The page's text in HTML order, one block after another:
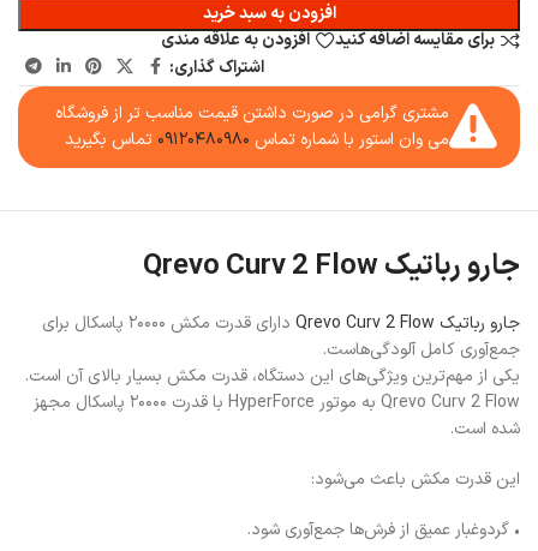
افزودن به سبد خرید
برای مقایسه اضافه کنید
افزودن به علاقه مندی
اشتراک گذاری:
مشتری گرامی در صورت داشتن قیمت مناسب تر از فروشگاه
می وان استور با شماره تماس ۰۹۱۲۰۴۸۰۹۸۰ تماس بگیرید
جارو رباتیک Qrevo Curv 2 Flow
جارو رباتیک Qrevo Curv 2 Flow
دارای قدرت مکش ۲۰۰۰۰ پاسکال برای
جمع‌آوری کامل آلودگی‌هاست.
یکی از مهم‌ترین ویژگی‌های این دستگاه، قدرت مکش بسیار بالای آن است.
Qrevo Curv 2 Flow به موتور HyperForce با قدرت ۲۰۰۰۰ پاسکال مجهز
شده است.
این قدرت مکش باعث می‌شود:
• گردوغبار عمیق از فرش‌ها جمع‌آوری شود.